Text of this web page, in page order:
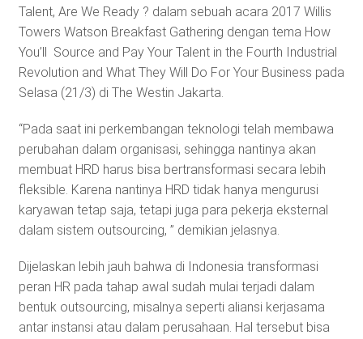
Talent, Are We Ready ? dalam sebuah acara 2017 Willis
Towers Watson Breakfast Gathering dengan tema How
You’ll Source and Pay Your Talent in the Fourth Industrial
Revolution and What They Will Do For Your Business pada
Selasa (21/3) di The Westin Jakarta.
“Pada saat ini perkembangan teknologi telah membawa
perubahan dalam organisasi, sehingga nantinya akan
membuat HRD harus bisa bertransformasi secara lebih
fleksible. Karena nantinya HRD tidak hanya mengurusi
karyawan tetap saja, tetapi juga para pekerja eksternal
dalam sistem outsourcing, ” demikian jelasnya.
Dijelaskan lebih jauh bahwa di Indonesia transformasi
peran HR pada tahap awal sudah mulai terjadi dalam
bentuk outsourcing, misalnya seperti aliansi kerjasama
antar instansi atau dalam perusahaan. Hal tersebut bisa